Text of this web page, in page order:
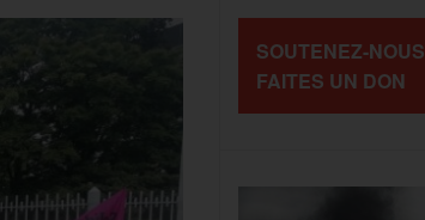
SOUTENEZ-NOUS
FAITES UN DON